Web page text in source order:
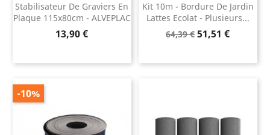
Stabilisateur De Graviers En
Plaque 115x80cm - ALVEPLAC
Prix
13,90 €
Kit 10m - Bordure De Jardin
Lattes Ecolat - Plusieurs...
Prix
64,39 €Prix
51,51 €
-10%